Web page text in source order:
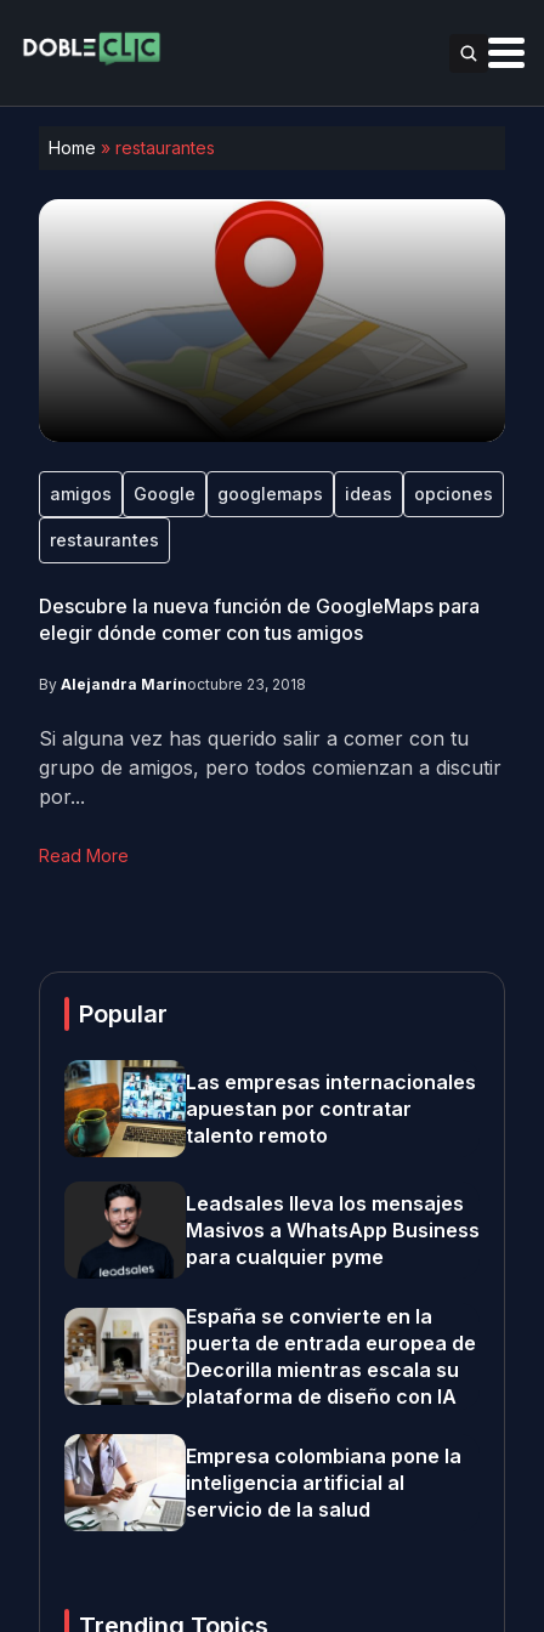
Home » restaurantes
amigos Google googlemaps ideas opciones
restaurantes
Descubre la nueva función de GoogleMaps para
elegir dónde comer con tus amigos
By Alejandra Marínoctubre 23, 2018
Si alguna vez has querido salir a comer con tu
grupo de amigos, pero todos comienzan a discutir
por...
Read More
Popular
Las empresas internacionales
apuestan por contratar
talento remoto
Leadsales lleva los mensajes
Masivos a WhatsApp Business
para cualquier pyme
España se convierte en la
puerta de entrada europea de
Decorilla mientras escala su
plataforma de diseño con IA
Empresa colombiana pone la
inteligencia artificial al
servicio de la salud
Trending Topics